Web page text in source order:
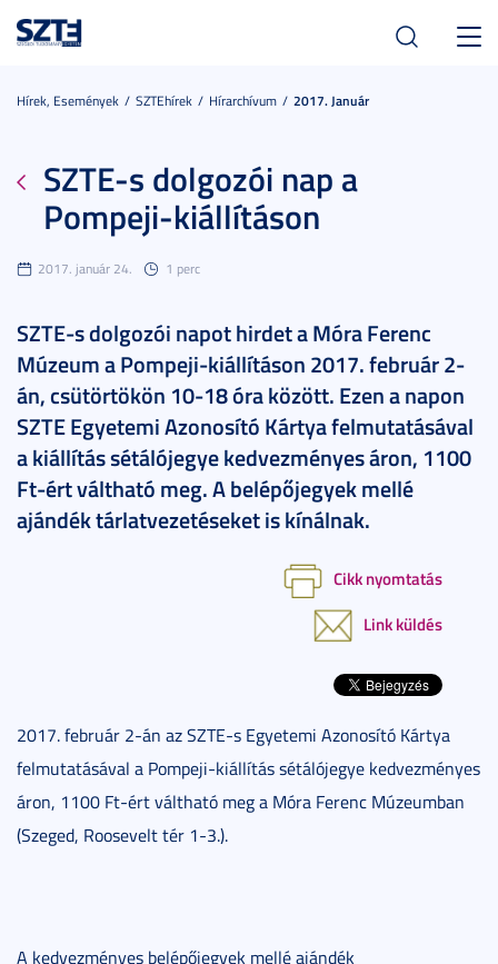
Hírek, Események SZTEhírek Hírarchívum 2017. Január
SZTE-s dolgozói nap a
Pompeji-kiállításon
2017. január 24. 1 perc
SZTE-s dolgozói napot hirdet a Móra Ferenc
Múzeum a Pompeji-kiállításon 2017. február 2-
án, csütörtökön 10-18 óra között. Ezen a napon
SZTE Egyetemi Azonosító Kártya felmutatásával
a kiállítás sétálójegye kedvezményes áron, 1100
Ft-ért váltható meg. A belépőjegyek mellé
ajándék tárlatvezetéseket is kínálnak.
Cikk nyomtatás
Link küldés
2017. február 2-án az SZTE-s Egyetemi Azonosító Kártya
felmutatásával a Pompeji-kiállítás sétálójegye kedvezményes
áron, 1100 Ft-ért váltható meg a Móra Ferenc Múzeumban
(Szeged, Roosevelt tér 1-3.).
A kedvezményes belépőjegyek mellé ajándék